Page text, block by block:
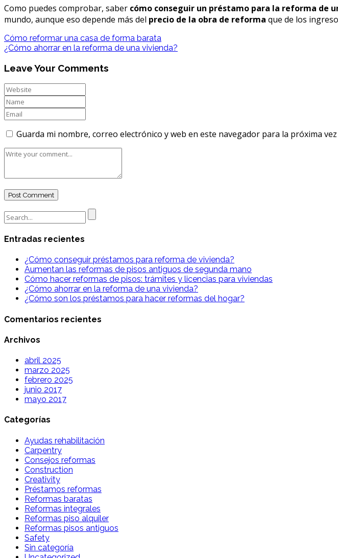
Como puedes comprobar, saber cómo conseguir un préstamo para la reforma de
mundo, aunque eso depende más del precio de la obra de reforma que de los
Cómo reformar una casa de forma barata
¿Cómo ahorrar en la reforma de una vivienda?
Leave Your Comments
Guarda mi nombre, correo electrónico y web en este navegador para la próxima
Search
for:
Entradas recientes
¿Cómo conseguir préstamos para reforma de vivienda?
Aumentan las reformas de pisos antiguos de segunda mano
Cómo hacer reformas de pisos: trámites y licencias para viviendas
¿Cómo ahorrar en la reforma de una vivienda?
¿Cómo son los préstamos para hacer reformas del hogar?
Comentarios recientes
Archivos
abril 2025
marzo 2025
febrero 2025
junio 2017
mayo 2017
Categorías
Ayudas rehabilitación
Carpentry
Consejos reformas
Construction
Creativity
Préstamos reformas
Reformas baratas
Reformas integrales
Reformas piso alquiler
Reformas pisos antiguos
Safety
Sin categoría